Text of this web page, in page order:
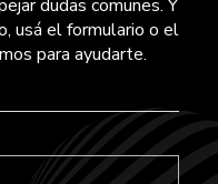
dudas comunes. Y
usá el formulario o el
para ayudarte.